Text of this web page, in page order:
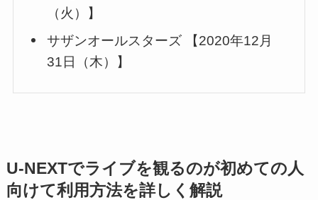
（火）】
サザンオールスターズ 【2020年12月
31日（木）】
U-NEXTでライブを観るのが初めての人
向けて利用方法を詳しく解説